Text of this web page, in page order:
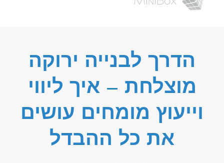
הדרך לבנייה ירוקה
מוצלחת – איך ליווי
וייעוץ מומחים עושים
את כל ההבדל